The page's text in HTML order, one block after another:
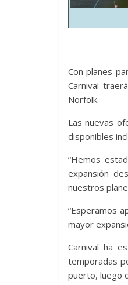
Con planes
Carnival
Norfolk.
Las nuevas
disponibles
“Hemos
expansión
nuestros
“Esperamos
mayor
Carnival ha
temporadas
puerto, luego